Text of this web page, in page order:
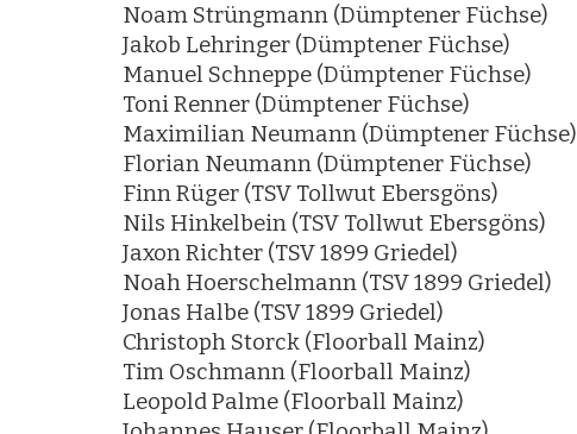
Noam Strüngmann (Dümptener Füchse)
Jakob Lehringer (Dümptener Füchse)
Manuel Schneppe (Dümptener Füchse)
Toni Renner (Dümptener Füchse)
Maximilian Neumann (Dümptener Füchse)
Florian Neumann (Dümptener Füchse)
Finn Rüger (TSV Tollwut Ebersgöns)
Nils Hinkelbein (TSV Tollwut Ebersgöns)
Jaxon Richter (TSV 1899 Griedel)
Noah Hoerschelmann (TSV 1899 Griedel)
Jonas Halbe (TSV 1899 Griedel)
Christoph Storck (Floorball Mainz)
Tim Oschmann (Floorball Mainz)
Leopold Palme (Floorball Mainz)